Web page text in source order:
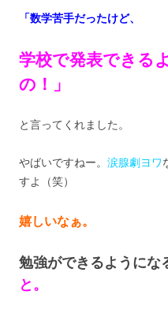
「数学苦手だったけど、
学校で発表できる
の！」
と言ってくれました。
やばいですねー。 涙腺劇ヨワ
すよ（笑）
嬉しいなぁ。
勉強ができるようにな
と。